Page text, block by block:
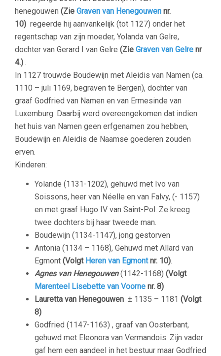
henegouwen (Zie Graven van Henegouwen nr.
10) regeerde hij aanvankelijk (tot 1127) onder het
regentschap van zijn moeder, Yolanda van Gelre,
dochter van Gerard I van Gelre (Zie Graven van Gelre nr
4.) .
In 1127 trouwde Boudewijn met Aleidis van Namen (ca.
1110 – juli 1169, begraven te Bergen), dochter van
graaf Godfried van Namen en van Ermesinde van
Luxemburg. Daarbij werd overeengekomen dat indien
het huis van Namen geen erfgenamen zou hebben,
Boudewijn en Aleidis de Naamse goederen zouden
erven.
Kinderen:
Yolande (1131-1202), gehuwd met Ivo van
Soissons, heer van Néelle en van Falvy, (- 1157)
en met graaf Hugo IV van Saint-Pol. Ze kreeg
twee dochters bij haar tweede man.
Boudewijn (1134-1147), jong gestorven
Antonia (1134 – 1168), Gehuwd met Allard van
Egmont (Volgt Heren van Egmontnr. 10).
Agnes van Henegouwen(1142-1168) (Volgt
Marenteel Lisebette van Voorne nr. 8)
Lauretta van Henegouwen ± 1135 – 1181 (Volgt
8)
Godfried (1147-1163) , graaf van Oosterbant,
gehuwd met Eleonora van Vermandois. Zijn vader
gaf hem een aandeel in het bestuur maar Godfried